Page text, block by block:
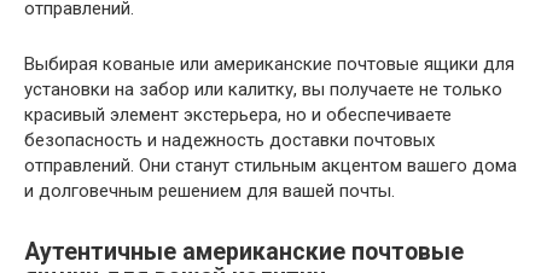
отправлений.
Выбирая кованые или американские почтовые ящики для
установки на забор или калитку, вы получаете не только
красивый элемент экстерьера, но и обеспечиваете
безопасность и надежность доставки почтовых
отправлений. Они станут стильным акцентом вашего дома
и долговечным решением для вашей почты.
Аутентичные американские почтовые